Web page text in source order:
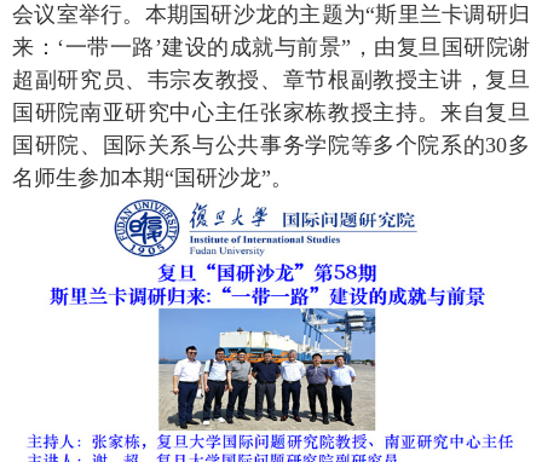
会议室举行。本期国研沙龙的主题为“斯里兰卡调研归
来：‘一带一路’建设的成就与前景”，由复旦国研院谢
超副研究员、韦宗友教授、章节根副教授主讲，复旦
国研院南亚研究中心主任张家栋教授主持。来自复旦
国研院、国际关系与公共事务学院等多个院系的30多
名师生参加本期“国研沙龙”。